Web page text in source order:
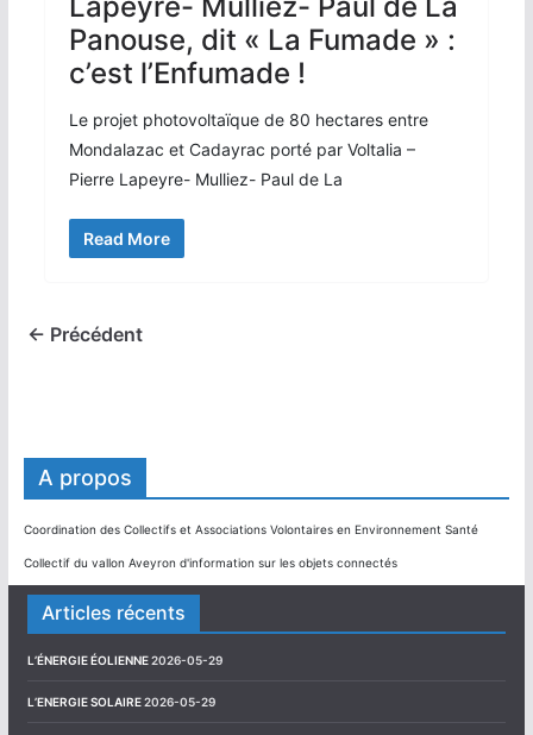
Panouse, dit « La Fumade » :
c’est l’Enfumade !
Le projet photovoltaïque de 80 hectares entre
Mondalazac et Cadayrac porté par Voltalia –
Pierre Lapeyre- Mulliez- Paul de La
Read More
← Précédent
A propos
Coordination des Collectifs et Associations Volontaires en Environnement Santé
Collectif du vallon Aveyron d'information sur les objets connectés
Articles récents
L’ÉNERGIE ÉOLIENNE2026-05-29
L’ENERGIE SOLAIRE2026-05-29